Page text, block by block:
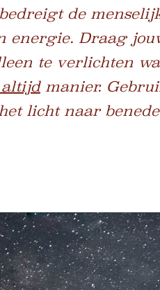
de
energie. Draag
te verlichten
altijdmanier.
licht naar